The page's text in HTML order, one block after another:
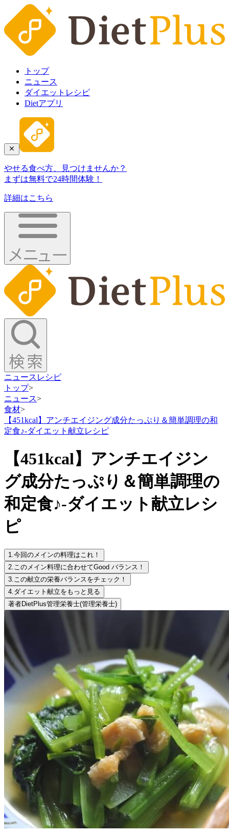
トップ
ニュース
ダイエットレシピ
Dietアプリ
やせる食べ方、見つけませんか？
まずは無料で24時間体験！
詳細はこちら
ニュース レシピ
トップ>
ニュース>
食材>
【451kcal】アンチエイジング成分たっぷり＆簡単調理の和
定食♪-ダイエット献立レシピ
【451kcal】アンチエイジン
グ成分たっぷり＆簡単調理の
和定食♪-ダイエット献立レシ
ピ
1.今回のメインの料理はこれ！
2.このメイン料理に合わせてGood バランス！
3.この献立の栄養バランスをチェック！
4.ダイエット献立をもっと見る
著者DietPlus管理栄養士(管理栄養士)